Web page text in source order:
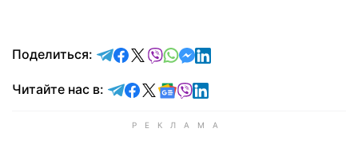
Поделиться: отправить в Telegram
поделиться в Facebook
поделиться в X
отправить в Viber
отправить в Whatsapp
отправить в Messenger
отправить в LinkedIn
Читайте нас в: Читайте в Telegram
Читайте в Facebook
Читайте в X
Читайте в Google news
Читайте в Viber
Читайте в LinkedIn